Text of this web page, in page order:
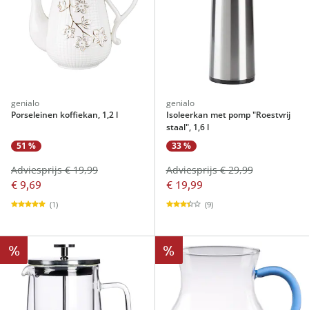
genialo
Porseleinen koffiekan, 1,2 l
51 %
€ 9,69
Adviesprijs € 19,99
(1)
genialo
Isoleerkan met pomp "Roestvrij
staal", 1,6 l
33 %
€ 19,99
Adviesprijs € 29,99
(9)
% %